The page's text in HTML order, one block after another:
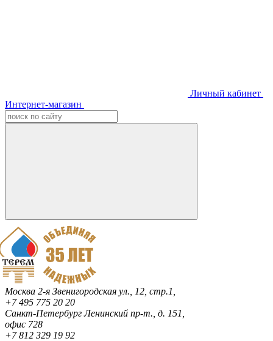
Личный кабинет
Интернет-магазин
Москва 2-я Звенигородская ул., 12, стр.1,
+7 495 775 20 20
Санкт-ПетербургЛенинский пр-т., д. 151,
офис 728
+7 812 329 19 92